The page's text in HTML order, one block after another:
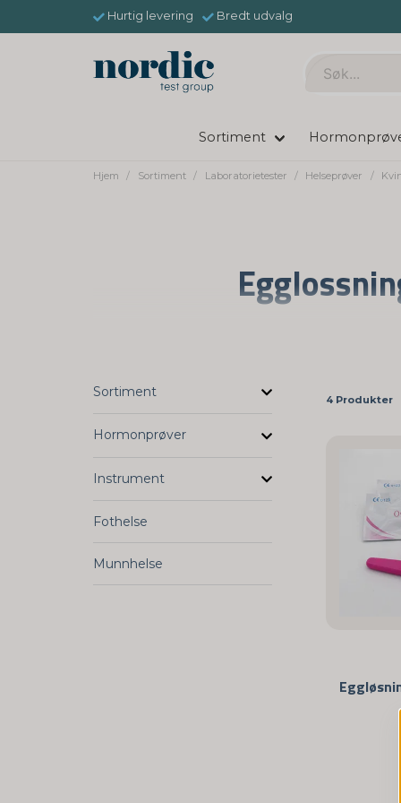
Hurtig levering Bredt udvalg
Sortiment
Hjem Sortiment Laboratorietester Helseprøver
Sortiment
Hormonprøver
Instrument
Fothelse
Munnhelse
4 Produkter